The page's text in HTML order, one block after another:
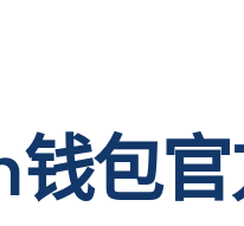
包官